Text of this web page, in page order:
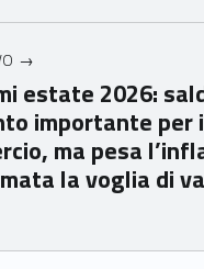
estate 2026:
importante per
ma pesa
la voglia di